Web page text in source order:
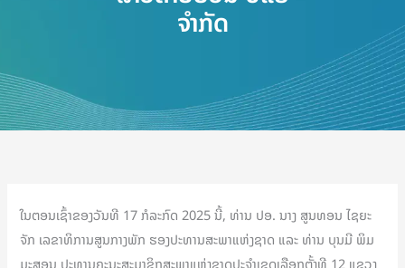
ຈຳກັດ
ໃນຕອນເຊົ້າຂອງວັນທີ 17 ກໍລະກົດ 2025 ນີ້, ທ່ານ ປອ. ນາງ ສູນທອນ ໄຊຍະ
ຈັກ ເລຂາທິການສູນກາງພັກ ຮອງປະທານສະພາແຫ່ງຊາດ ແລະ ທ່ານ ບຸນມີ ພິມ